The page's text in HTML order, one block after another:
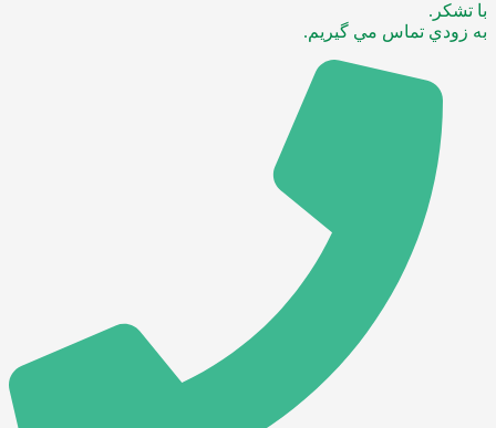
با تشکر.
به زودي تماس مي گيريم.